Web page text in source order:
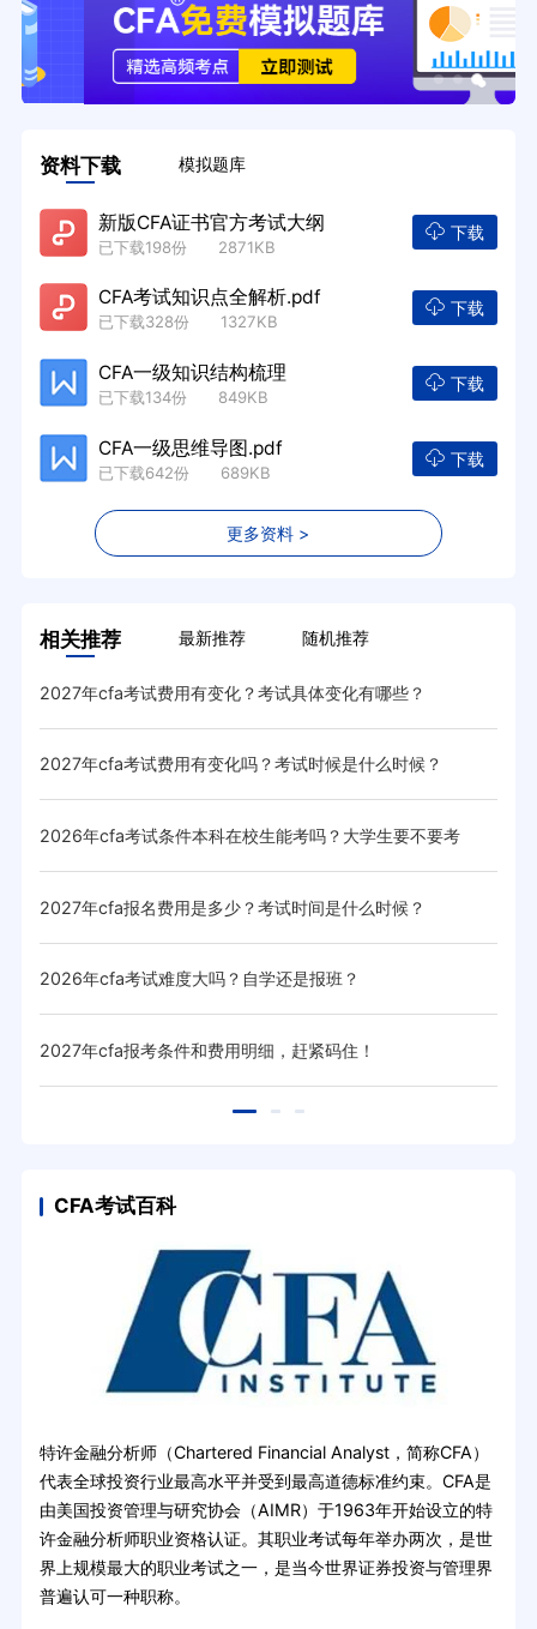
资料下载 模拟题库
新版CFA证书官方考试大纲
已下载198份 2871KB
下载
CFA考试知识点全解析.pdf
已下载328份 1327KB
下载
CFA一级知识结构梳理
已下载134份 849KB
下载
CFA一级思维导图.pdf
已下载642份 689KB
下载
更多资料 >
相关推荐 最新推荐 随机推荐
2027年cfa考试费用有变化？考试具体变化有哪些？
2027年cfa考试费用有变化吗？考试时候是什么时候？
2026年cfa考试条件本科在校生能考吗？大学生要不要考
cfa？
2027年cfa报名费用是多少？考试时间是什么时候？
2026年cfa考试难度大吗？自学还是报班？
2027年cfa报考条件和费用明细，赶紧码住！
CFA考试百科
特许金融分析师（Chartered Financial Analyst，简称CFA）
代表全球投资行业最高水平并受到最高道德标准约束。CFA是
由美国投资管理与研究协会（AIMR）于1963年开始设立的特
许金融分析师职业资格认证。其职业考试每年举办两次，是世
界上规模最大的职业考试之一，是当今世界证券投资与管理界
普遍认可一种职称。